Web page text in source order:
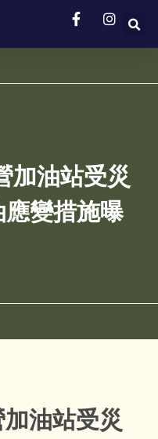
加油站受災
變措施曝
油站受災